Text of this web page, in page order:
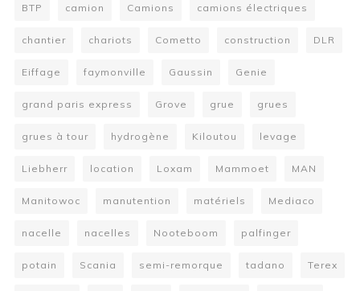
BTP camion Camions camions électriques
chantier chariots Cometto construction DLR
Eiffage faymonville Gaussin Genie
grand paris express Grove grue grues
grues à tour hydrogène Kiloutou levage
Liebherr location Loxam Mammoet MAN
Manitowoc manutention matériels Mediaco
nacelle nacelles Nooteboom palfinger
potain Scania semi-remorque tadano Terex